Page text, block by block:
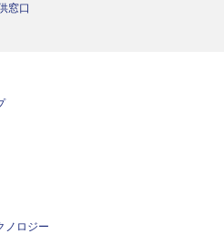
窓口
ノロジー